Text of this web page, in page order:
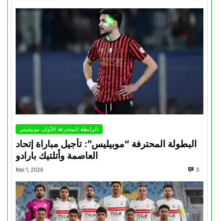
الرابطة المحترفة الأولى موبيليس
البطولة المحترفة “موبيليس”: تأجيل مباراة إتحاد
العاصمة وأتلتيك بارادو
Mai 1, 2026 0